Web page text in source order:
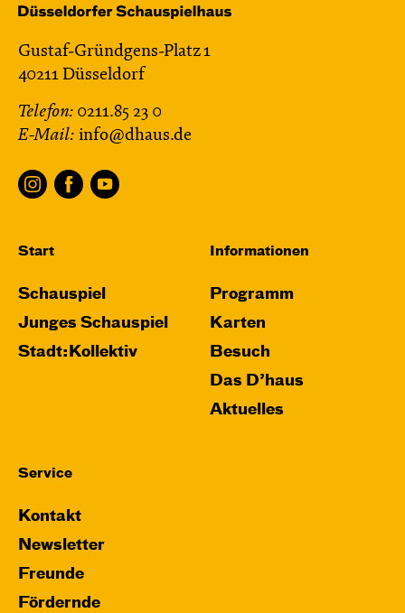
Gustaf-Gründgens-Platz 1
40211 Düsseldorf
Telefon: 0211.85 23 0
E-Mail: info@dhaus.de
Start
Schauspiel
Junges Schauspiel
Stadt:Kollektiv
Informationen
Programm
Karten
Besuch
Das D’haus
Aktuelles
Service
Kontakt
Newsletter
Freunde
Fördernde